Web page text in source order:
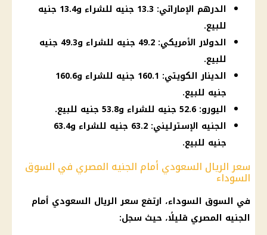
الدرهم الإماراتي: 13.3 جنيه للشراء و13.4 جنيه
للبيع.
الدولار الأمريكي: 49.2 جنيه للشراء و49.3 جنيه
للبيع.
الدينار الكويتي: 160.1 جنيه للشراء و160.6
جنيه للبيع.
اليورو: 52.6 جنيه للشراء و53.8 جنيه للبيع.
الجنيه الإسترليني: 63.2 جنيه للشراء و63.4
جنيه للبيع.
سعر الريال السعودي أمام الجنيه المصري في السوق
السوداء
في السوق السوداء، ارتفع سعر الريال السعودي أمام
الجنيه المصري قليلًا، حيث سجل: